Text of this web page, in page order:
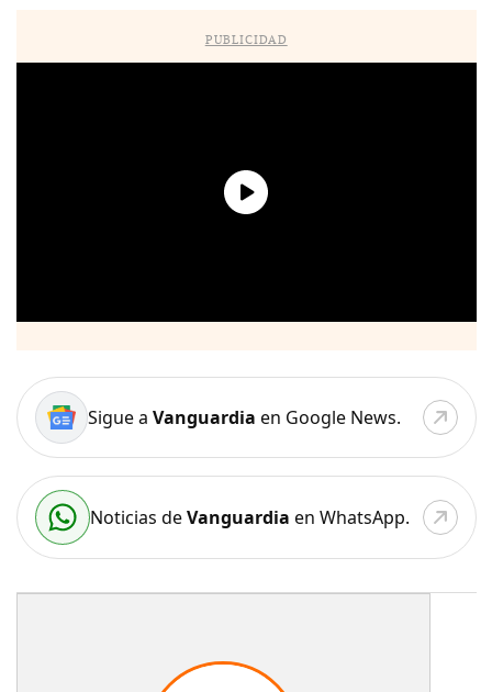
PUBLICIDAD
Sigue a Vanguardia en Google News.
Noticias deVanguardia en WhatsApp.